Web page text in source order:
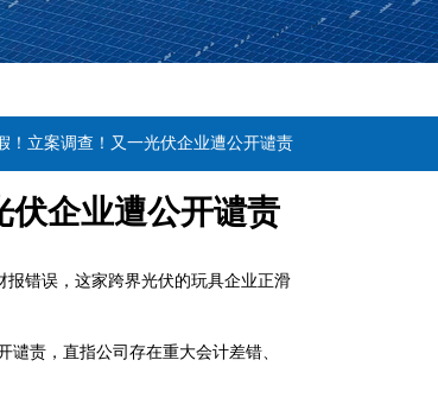
！立案调查！又一光伏企业遭公开谴责
伏企业遭公开谴责
错误，这家跨界光伏的玩具企业正滑
责，直指公司存在重大会计差错、